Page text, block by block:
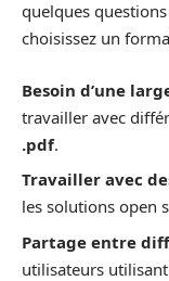
quelques
choisissez un
Besoin d’une
travailler avec
.pdf.
Travailler avec
les solutions open
Partage entre
utilisateurs